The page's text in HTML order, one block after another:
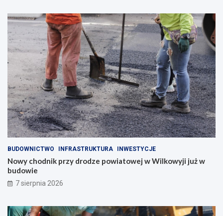
BUDOWNICTWO INFRASTRUKTURA INWESTYCJE
Nowy chodnik przy drodze powiatowej w Wilkowyji już w
budowie
7 sierpnia 2026